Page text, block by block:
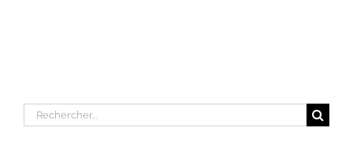
Rechercher: